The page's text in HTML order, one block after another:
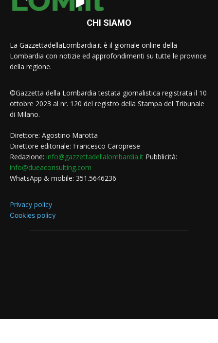
CHI SIAMO
La GazzettadellaLombardia.it è il giornale online della
Lombardia con notizie ed approfondimenti su tutte le province
della regione.
©Gazzetta della Lombardia testata giornalistica registrata il 10
ottobre 2023 al nr. 120 del registro della Stampa del Tribunale
di Milano.
Direttore: Agostino Marotta
Direttore editoriale: Francesco Caroprese
Redazione: info@gazzettadellalombardia.it Pubblicità:
info@dueaconsulting.com
WhatsApp & mobile: 351.5646236
Privacy policy
Cookies policy